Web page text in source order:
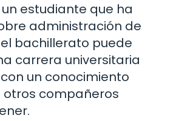
estudiante que ha
administración de
bachillerato puede
carrera universitaria
un conocimiento
compañeros